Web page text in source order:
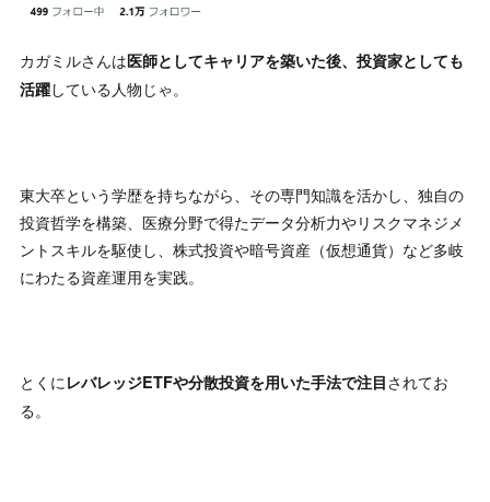
カガミルさんは医師としてキャリアを築いた後、投資家としても
活躍している人物じゃ。
東大卒という学歴を持ちながら、その専門知識を活かし、独自の
投資哲学を構築、医療分野で得たデータ分析力やリスクマネジメ
ントスキルを駆使し、株式投資や暗号資産（仮想通貨）など多岐
にわたる資産運用を実践。
とくにレバレッジETFや分散投資を用いた手法で注目されてお
る。